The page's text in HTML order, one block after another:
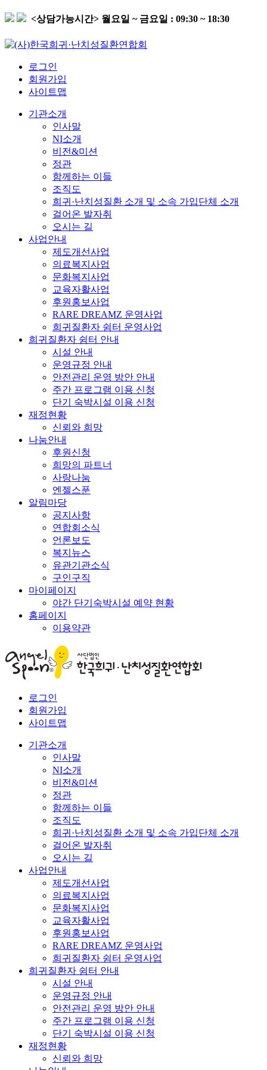
<상담가능시간> 월요일 ~ 금요일 : 09:30 ~ 18:30
로그인
회원가입
사이트맵
기관소개
인사말
NI소개
비전&미션
정관
함께하는 이들
조직도
희귀·난치성질환 소개 및 소속 가입단체 소개
걸어온 발자취
오시는 길
사업안내
제도개선사업
의료복지사업
문화복지사업
교육자활사업
후원홍보사업
RARE DREAMZ 운영사업
희귀질환자 쉼터 운영사업
희귀질환자 쉼터 안내
시설 안내
운영규정 안내
안전관리 운영 방안 안내
주간 프로그램 이용 신청
단기 숙박시설 이용 신청
재정현황
신뢰와 희망
나눔안내
후원신청
희망의 파트너
사랑나눔
엔젤스푼
알림마당
공지사항
연합회소식
언론보도
복지뉴스
유관기관소식
구인구직
마이페이지
야간 단기숙박시설 예약 현황
홈페이지
이용약관
로그인
회원가입
사이트맵
기관소개
인사말
NI소개
비전&미션
정관
함께하는 이들
조직도
희귀·난치성질환 소개 및 소속 가입단체 소개
걸어온 발자취
오시는 길
사업안내
제도개선사업
의료복지사업
문화복지사업
교육자활사업
후원홍보사업
RARE DREAMZ 운영사업
희귀질환자 쉼터 운영사업
희귀질환자 쉼터 안내
시설 안내
운영규정 안내
안전관리 운영 방안 안내
주간 프로그램 이용 신청
단기 숙박시설 이용 신청
재정현황
신뢰와 희망